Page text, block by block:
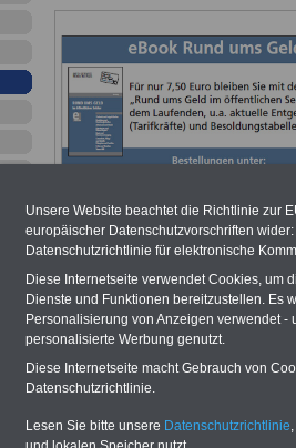
>>>zur
Saarländischen
Unsere Website beachtet die Richtlinie zur
europäischer Datenschutzvorschriften
Datenschutzrichtlinie für elektronische
Diese Internetseite verwendet Cookies, um
Dienste und Funktionen bereitzustellen. Es
Personalisierung von Anzeigen verwendet
personalisierte Werbung genutzt.
Diese Internetseite macht Gebrauch von
Datenschutzrichtlinie.
Lesen Sie bitte unsere Datenschutzrichtlinie